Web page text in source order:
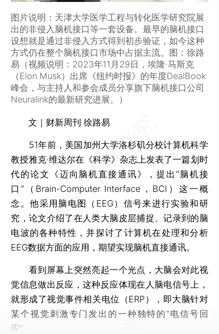
图片说明：天津大学医学工程与转化医学研究院展
出的非侵入脑机接口等一套设备。最早的脑机接口
设想就是通过非侵入方式得到初步验证，如今这种
方式仍在整个脑机接口市场中占据主流。图：徐路
易（视频说明：2023年11月29日，埃隆·马斯克
（Elon Musk）出席《纽约时报》的年度DealBook
峰会，与主持人和参会成员分享旗下脑机接口公司
Neuralink的最新研究进展。）
文｜财新周刊 徐路易
51年前，美国加州大学洛杉矶分校计算机科学
教授雅克·维达尔在《科学》杂志上发表了一篇划时
代的论文《迈向脑机直接通讯》，提出“脑机接
口”（Brain-Computer Interface，BCI）这一概
念。他采用脑电图（EEG）信号来进行实验和研
究，论文介绍了在人类大脑皮层捕捉、记录到的脑
电波的各种特性，并探讨了计算机在处理和分析
EEG数据方面的应用，期望实现脑机直接通讯。
看到屏幕上突然亮起一个光点，大脑会对此视
觉信息做出反应，这种反应体现在人脑电信号上，
就形成了视觉事件相关电位（ERP），即大脑针对
某个视觉刺激专门发出的一种独特的“电信号回
应”。